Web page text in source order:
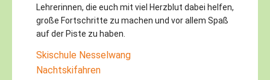
Lehrerinnen, die euch mit viel Herzblut dabei helfen,
große Fortschritte zu machen und vor allem Spaß
auf der Piste zu haben.
Skischule Nesselwang
Nachtskifahren